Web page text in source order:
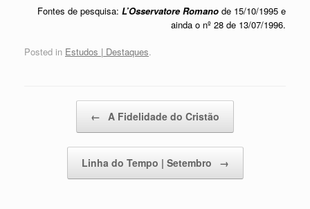
Fontes de pesquisa: L’Osservatore Romano de 15/10/1995 e
ainda o nº 28 de 13/07/1996.
Posted in Estudos | Destaques.
← A Fidelidade do Cristão
Linha do Tempo | Setembro →